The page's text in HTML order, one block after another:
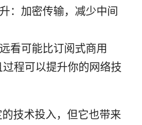
：加密传输，减少中间
看可能比订阅式商用
程可以提升你的网络技
技术投入，但它也带来